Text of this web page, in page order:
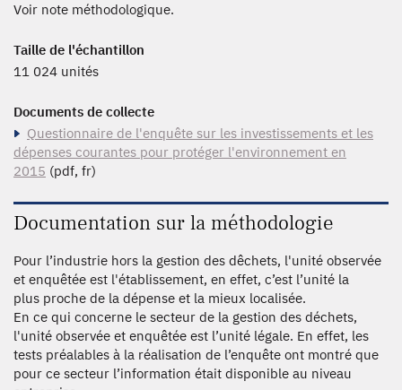
Voir note méthodologique.
Taille de l'échantillon
11 024 unités
Documents de collecte
Questionnaire de l'enquête sur les investissements et les
dépenses courantes pour protéger l'environnement en
2015 (pdf, fr)
Documentation sur la méthodologie
Pour l’industrie hors la gestion des dêchets, l'unité observée
et enquêtée est l'établissement, en effet, c’est l’unité la
plus proche de la dépense et la mieux localisée.
En ce qui concerne le secteur de la gestion des déchets,
l'unité observée et enquêtée est l’unité légale. En effet, les
tests préalables à la réalisation de l’enquête ont montré que
pour ce secteur l’information était disponible au niveau